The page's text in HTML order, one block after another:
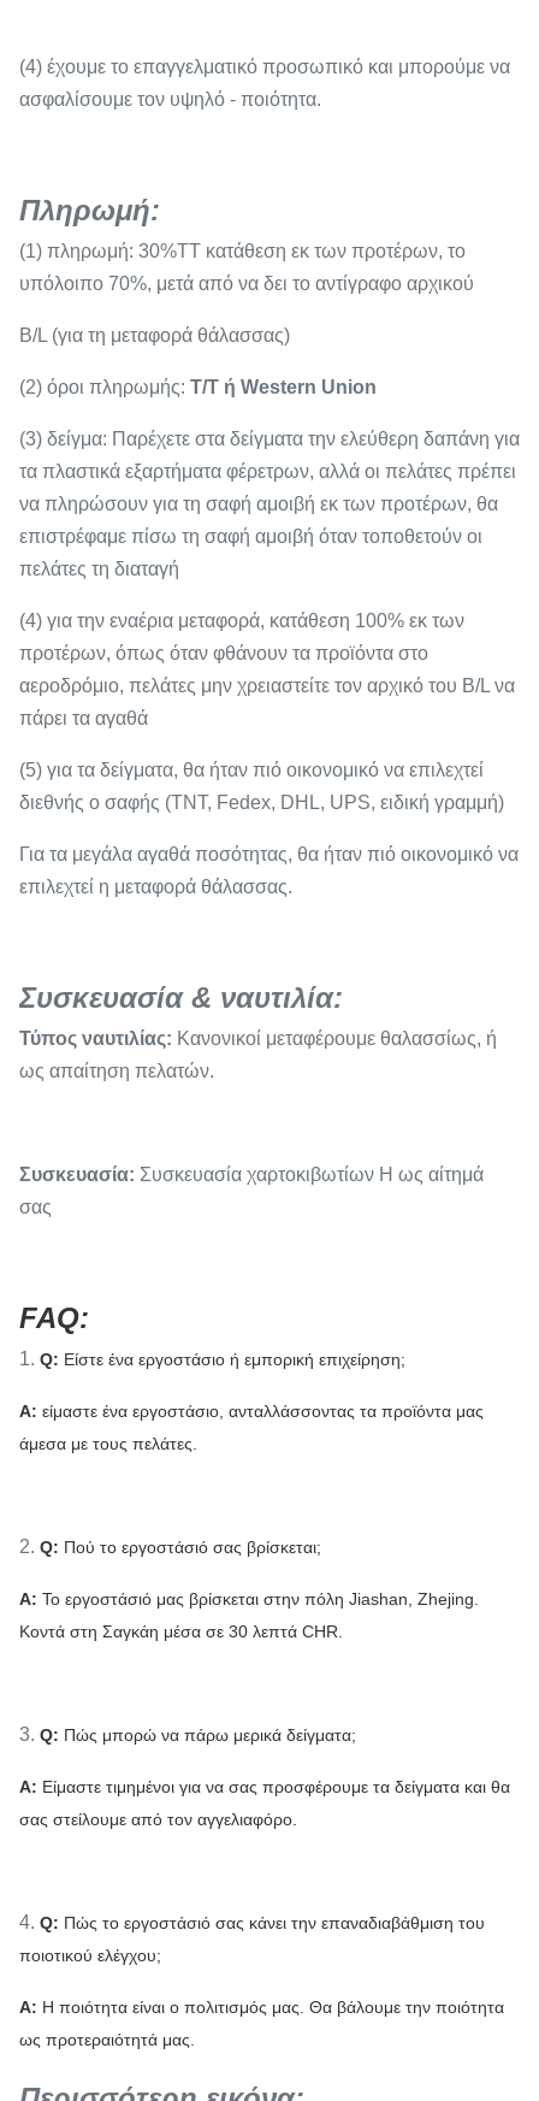
(4) έχουμε το επαγγελματικό προσωπικό και μπορούμε να
ασφαλίσουμε τον υψηλό - ποιότητα.
Πληρωμή:
(1) πληρωμή: 30%TT κατάθεση εκ των προτέρων, το
υπόλοιπο 70%, μετά από να δει το αντίγραφο αρχικού
B/L (για τη μεταφορά θάλασσας)
(2) όροι πληρωμής: T/T ή Western Union
(3) δείγμα: Παρέχετε στα δείγματα την ελεύθερη δαπάνη για
τα πλαστικά εξαρτήματα φέρετρων, αλλά οι πελάτες πρέπει
να πληρώσουν για τη σαφή αμοιβή εκ των προτέρων, θα
επιστρέφαμε πίσω τη σαφή αμοιβή όταν τοποθετούν οι
πελάτες τη διαταγή
(4) για την εναέρια μεταφορά, κατάθεση 100% εκ των
προτέρων, όπως όταν φθάνουν τα προϊόντα στο
αεροδρόμιο, πελάτες μην χρειαστείτε τον αρχικό του B/L να
πάρει τα αγαθά
(5) για τα δείγματα, θα ήταν πιό οικονομικό να επιλεχτεί
διεθνής ο σαφής (TNT, Fedex, DHL, UPS, ειδική γραμμή)
Για τα μεγάλα αγαθά ποσότητας, θα ήταν πιό οικονομικό να
επιλεχτεί η μεταφορά θάλασσας.
Συσκευασία & ναυτιλία:
Τύπος ναυτιλίας: Κανονικοί μεταφέρουμε θαλασσίως, ή
ως απαίτηση πελατών.
Συσκευασία: Συσκευασία χαρτοκιβωτίων Η ως αίτημά
σας
FAQ:
1. Q: Είστε ένα εργοστάσιο ή εμπορική επιχείρηση;
Α: είμαστε ένα εργοστάσιο, ανταλλάσσοντας τα προϊόντα μας
άμεσα με τους πελάτες.
2. Q: Πού το εργοστάσιό σας βρίσκεται;
Α: Το εργοστάσιό μας βρίσκεται στην πόλη Jiashan, Zhejing.
Κοντά στη Σαγκάη μέσα σε 30 λεπτά CHR.
3. Q: Πώς μπορώ να πάρω μερικά δείγματα;
Α: Είμαστε τιμημένοι για να σας προσφέρουμε τα δείγματα και θα
σας στείλουμε από τον αγγελιαφόρο.
4. Q: Πώς το εργοστάσιό σας κάνει την επαναδιαβάθμιση του
ποιοτικού ελέγχου;
Α: Η ποιότητα είναι ο πολιτισμός μας. Θα βάλουμε την ποιότητα
ως προτεραιότητά μας.